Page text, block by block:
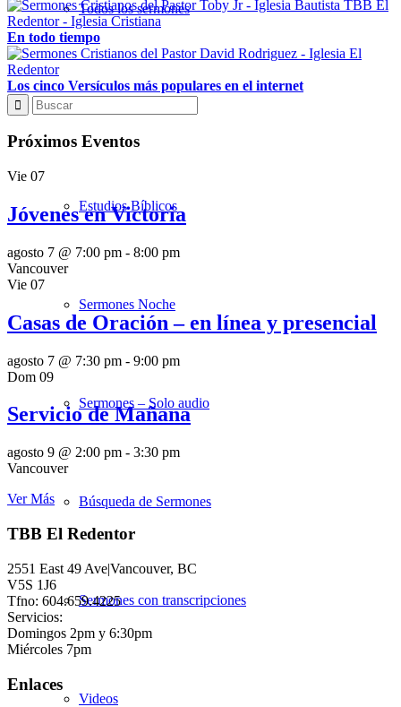
Todos los sermones
Estudios Bíblicos
Sermones Noche
Sermones – Solo audio
Búsqueda de Sermones
Sermones con transcripciones
Videos
En todo tiempo
Los cinco Versículos más populares en el internet
Próximos Eventos
Vie 07
Jóvenes en Victoria
agosto 7 @ 7:00 pm - 8:00 pm
Vancouver
Vie 07
Casas de Oración – en línea y presencial
agosto 7 @ 7:30 pm - 9:00 pm
Dom 09
Servicio de Mañana
agosto 9 @ 2:00 pm - 3:30 pm
Vancouver
Ver Más
TBB El Redentor
2551 East 49 Ave|Vancouver, BC
V5S 1J6
Tfno: 604.659.4225
Servicios:
Domingos 2pm y 6:30pm
Miércoles 7pm
Enlaces